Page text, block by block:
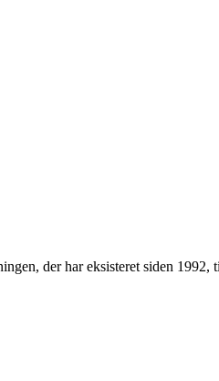
der har eksisteret siden